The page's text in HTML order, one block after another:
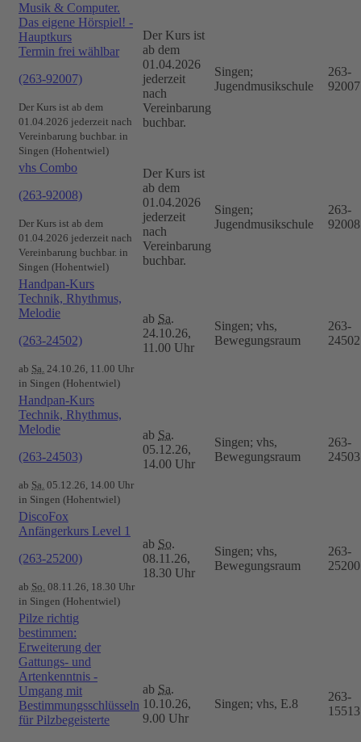
Musik & Computer.
Das eigene Hörspiel! -
Hauptkurs
Termin frei wählbar
(263-92007)
Der Kurs ist ab dem
01.04.2026 jederzeit nach
Vereinbarung buchbar. in
Singen (Hohentwiel)
Der Kurs ist
ab dem
01.04.2026
jederzeit
nach
Vereinbarung
buchbar.
Singen;
Jugendmusikschule
263-
92007
vhs Combo
(263-92008)
Der Kurs ist ab dem
01.04.2026 jederzeit nach
Vereinbarung buchbar. in
Singen (Hohentwiel)
Der Kurs ist
ab dem
01.04.2026
jederzeit
nach
Vereinbarung
buchbar.
Singen;
Jugendmusikschule
263-
92008
Handpan-Kurs
Technik, Rhythmus,
Melodie
(263-24502)
ab Sa. 24.10.26, 11.00 Uhr
in Singen (Hohentwiel)
ab Sa.
24.10.26,
11.00 Uhr
Singen; vhs,
Bewegungsraum
263-
24502
Handpan-Kurs
Technik, Rhythmus,
Melodie
(263-24503)
ab Sa. 05.12.26, 14.00 Uhr
in Singen (Hohentwiel)
ab Sa.
05.12.26,
14.00 Uhr
Singen; vhs,
Bewegungsraum
263-
24503
DiscoFox
Anfängerkurs Level 1
(263-25200)
ab So. 08.11.26, 18.30 Uhr
in Singen (Hohentwiel)
ab So.
08.11.26,
18.30 Uhr
Singen; vhs,
Bewegungsraum
263-
25200
Pilze richtig
bestimmen:
Erweiterung der
Gattungs- und
Artenkenntnis -
Umgang mit
Bestimmungsschlüsseln
für Pilzbegeisterte
ab Sa.
10.10.26,
9.00 Uhr
Singen; vhs, E.8
263-
15513